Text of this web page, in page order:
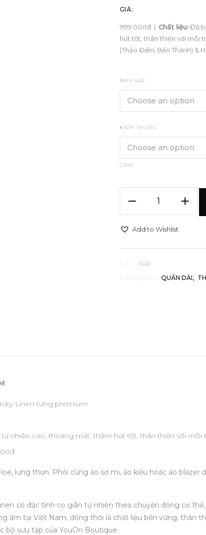
GIÁ:
999.000đ | Chất liệu:Độ
hút tốt, thân thiện với môi
(Thảo Điền, Bến Thành) &
MÀU SẮC
KÍCH THƯỚC
Clear
Tricky
quantity
Add to Wishlist
SKU: N/A
Categories: QUẦN DÀI ,
Linen tưng premium
nhiên cao, thoáng mát, thấm hút tốt, thân thiện với môi
lưng thun. Phối cùng áo sơ mi, áo kiểu hoặc áo blazer
có đặc tính co giãn tự nhiên theo chuyển động cơ
ẩm tại Việt Nam, đồng thời là chất liệu bền vững, thân
bộ sưu tập của YouOn Boutique.